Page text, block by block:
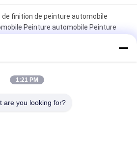
finition de peinture automobile
Peinture automobile Peinture
brillant résistant à la décoloration
brillante, anticorrosion,
1:21 PM
are you looking for?